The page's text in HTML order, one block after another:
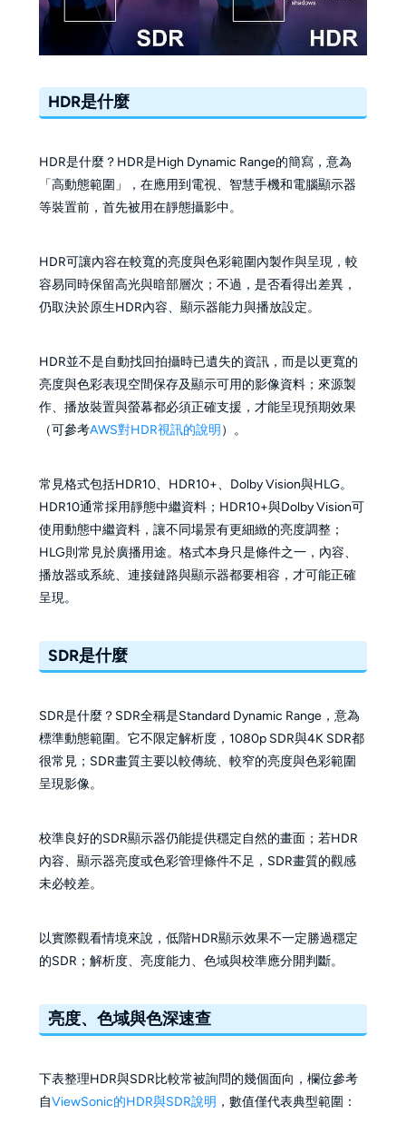
HDR是什麼
HDR是什麼？HDR是High Dynamic Range的簡寫，意為
「高動態範圍」，在應用到電視、智慧手機和電腦顯示器
等裝置前，首先被用在靜態攝影中。
HDR可讓內容在較寬的亮度與色彩範圍內製作與呈現，較
容易同時保留高光與暗部層次；不過，是否看得出差異，
仍取決於原生HDR內容、顯示器能力與播放設定。
HDR並不是自動找回拍攝時已遺失的資訊，而是以更寬的
亮度與色彩表現空間保存及顯示可用的影像資料；來源製
作、播放裝置與螢幕都必須正確支援，才能呈現預期效果
（可參考AWS對HDR視訊的說明 ）。
常見格式包括HDR10、HDR10+、Dolby Vision與HLG。
HDR10通常採用靜態中繼資料；HDR10+與Dolby Vision可
使用動態中繼資料，讓不同場景有更細緻的亮度調整；
HLG則常見於廣播用途。格式本身只是條件之一，內容、
播放器或系統、連接鏈路與顯示器都要相容，才可能正確
呈現。
SDR是什麼
SDR是什麼？SDR全稱是Standard Dynamic Range，意為
標準動態範圍。它不限定解析度，1080p SDR與4K SDR都
很常見；SDR畫質主要以較傳統、較窄的亮度與色彩範圍
呈現影像。
校準良好的SDR顯示器仍能提供穩定自然的畫面；若HDR
內容、顯示器亮度或色彩管理條件不足，SDR畫質的觀感
未必較差。
以實際觀看情境來說，低階HDR顯示效果不一定勝過穩定
的SDR；解析度、亮度能力、色域與校準應分開判斷。
亮度、色域與色深速查
下表整理HDR與SDR比較常被詢問的幾個面向，欄位參考
自ViewSonic的HDR與SDR說明 ，數值僅代表典型範圍：